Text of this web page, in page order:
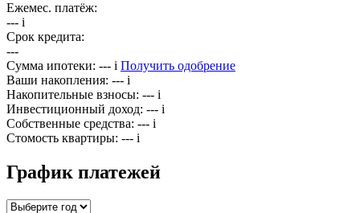
Ежемес. платёж:
--- i
Срок кредита:
---
Сумма ипотеки: --- i Получить одобрение
Ваши накопления: --- i
Накопительные взносы: --- i
Инвестиционный доход: --- i
Собственные средства: --- i
Стомость квартиры: --- i
График платежей